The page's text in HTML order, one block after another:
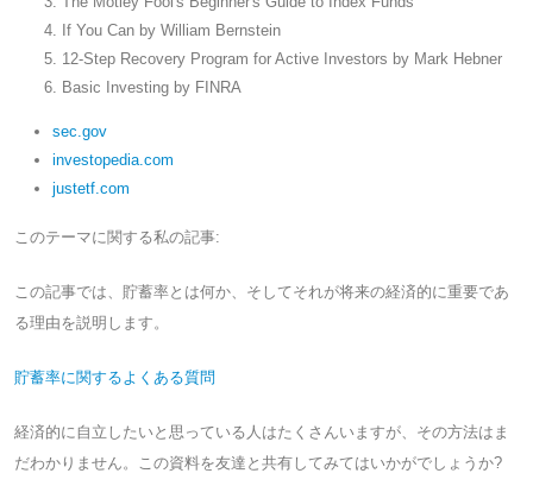
If You Can by William Bernstein
12-Step Recovery Program for Active Investors by Mark Hebner
Basic Investing by FINRA
sec.gov
investopedia.com
justetf.com
このテーマに関する私の記事:
この記事では、貯蓄率とは何か、そしてそれが将来の経済的に重要であ
る理由を説明します。
貯蓄率に関するよくある質問
経済的に自立したいと思っている人はたくさんいますが、その方法はま
だわかりません。この資料を友達と共有してみてはいかがでしょうか?